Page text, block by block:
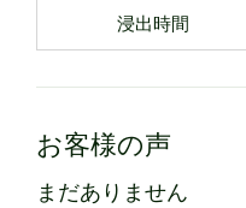
浸出時間
お客様の声
まだありません